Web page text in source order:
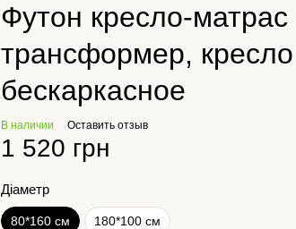
Футон кресло-матрас
трансформер, кресло
бескаркасное
В наличии Оставить отзыв
1 520 грн
Діаметр
80*160 см 180*100 см